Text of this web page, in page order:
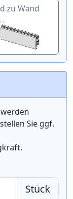
zu Wand
Sie ggf.
Stück